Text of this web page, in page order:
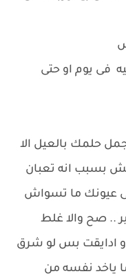
فى يوم او حتى
حلمك بالعيل الا
بسبب انه تعبان
فى عيونك ما تسواش
.. صح والا غلط
ادايقت بس لو شرق
نفسه من